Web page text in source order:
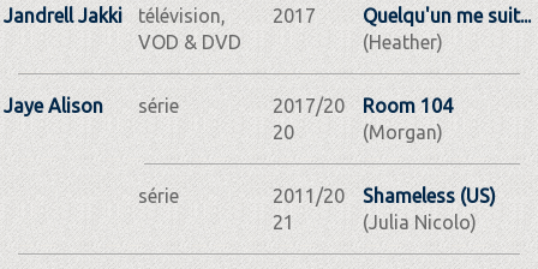
Jandrell Jakki
télévision,
VOD & DVD
2017
Quelqu'un me suit...
(Heather)
Jaye Alison série
2017/20
20
Room 104
(Morgan)
série
2011/20
21
Shameless (US)
(Julia Nicolo)